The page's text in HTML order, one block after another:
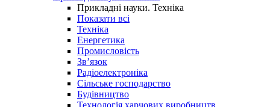
Прикладні науки. Техніка
Показати всі
Техніка
Енергетика
Промисловість
Зв’язок
Радіоелектроніка
Сільське господарство
Будівництво
Технологія харчових виробництв